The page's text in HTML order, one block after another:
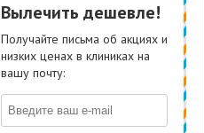
Вылечить дешевле!
Получайте письма об акциях и
низких ценах в клиниках на
вашу почту: